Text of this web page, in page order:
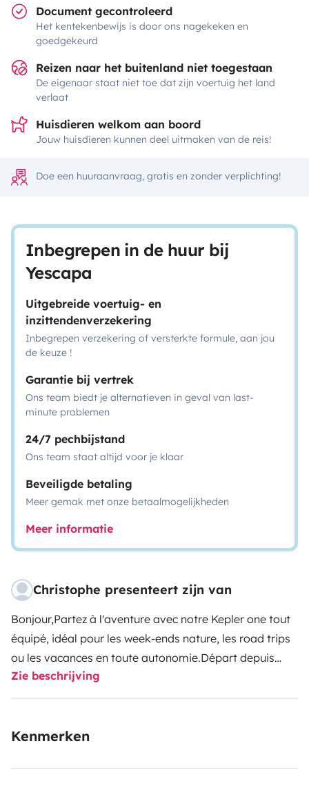
Document gecontroleerd
Het kentekenbewijs is door ons nagekeken en
goedgekeurd
Reizen naar het buitenland niet toegestaan
De eigenaar staat niet toe dat zijn voertuig het land
verlaat
Huisdieren welkom aan boord
Jouw huisdieren kunnen deel uitmaken van de reis!
Doe een huuraanvraag, gratis en zonder verplichting!
Inbegrepen in de huur bij
Yescapa
Uitgebreide voertuig- en
inzittendenverzekering
Inbegrepen verzekering of versterkte formule, aan jou
de keuze !
Garantie bij vertrek
Ons team biedt je alternatieven in geval van last-
minute problemen
24/7 pechbijstand
Ons team staat altijd voor je klaar
Beveiligde betaling
Meer gemak met onze betaalmogelijkheden
Meer informatie
Christophe presenteert zijn van
Bonjour,Partez à l'aventure avec notre Kepler one tout
équipé, idéal pour les week-ends nature, les road trips
ou les vacances en toute autonomie.Départ depuis
Bayonne où vous pourrez garer votre voiture dans
notre propriété fermée.Le van est disponible à la
semaine maximum.
Zie beschrijving
Kenmerken